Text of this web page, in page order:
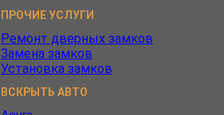
ПРОЧИЕ УСЛУГИ
Ремонт дверных замков
Замена замков
Установка замков
ВСКРЫТЬ АВТО